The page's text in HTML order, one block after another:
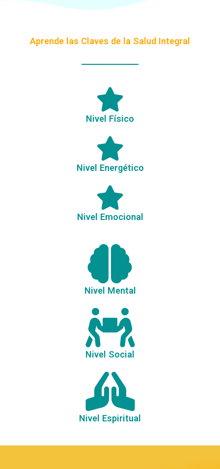
Aprende las Claves de la Salud Integral
Nivel F ísico
Nivel Energético
Nivel Emocional
Nivel Mental
Nivel Social
Nivel Espiritual